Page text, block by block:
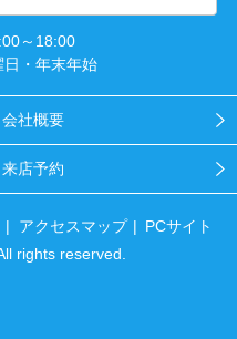
～18:00
日・年末年始
会社概要
来店予約
アクセスマップ
PCサイト
rights reserved.